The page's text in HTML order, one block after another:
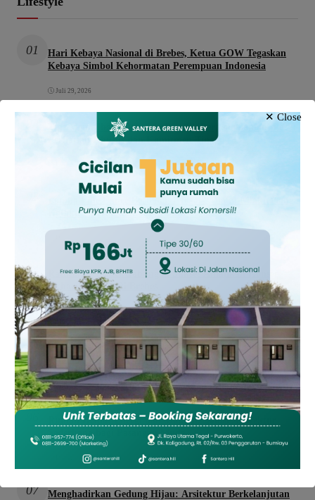
01
Hari Kebaya Nasional di Brebes, Ketua GOW Tegaskan
Kebaya Simbol Kehormatan Perempuan Indonesia
Juli 29, 2026
Tips Memelihara Otter ala Pemilik Berpengalaman, Perlu
Perhatian Khusus dan Komitmen Tinggi
Februari 13, 2026
Lomba Line Dance Berbahasa Tegal “Mlaku-Mlaku Nang
Kotaku” Meriahkan Yogya Mall Tegal
04
Ratusan Personel Gabungan Sukses Amankan Konser
Akbar Dewa 19 Di Brebes
Desember 15, 2025
05
Polres Brebes Edukasi Pelajar Cegah Kenakalan Remaja
dalam Kemah Bela Negara
Oktober 31, 2025
Rumah Hemat Energi dan Modern: Solusi Arsitektur
Sederhana bagi Pasangan Muda
Desember 17, 2024
07
Menghadirkan Gedung Hijau: Arsitektur Berkelanjutan
✕ Close